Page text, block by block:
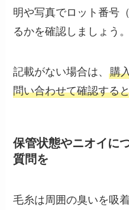
明や写真でロット番号
るかを確認しましょう。
記載がない場合は、購
問い合わせて確認する
保管状態やニオイに
質問を
毛糸は周囲の臭いを吸